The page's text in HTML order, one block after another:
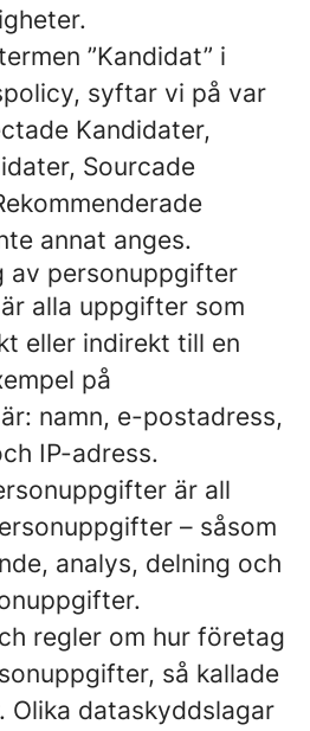
”Kandidat” i
syftar vi på var
Kandidater,
Sourcade
annat anges.
av personuppgifter
alla uppgifter som
eller indirekt till en
på
namn, e-postadress,
IP-adress.
är all
– såsom
analys, delning och
regler om hur företag
så kallade
Olika dataskyddslagar